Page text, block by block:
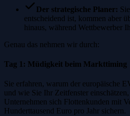
Der strategische Planer:
entscheidend ist, kommen aber
hinaus, während Wettbewerber
Genau das nehmen wir durch:
Tag 1: Müdigkeit beim Markttiming
Sie erfahren, warum der europäische
und wie Sie Ihr Zeitfenster
Unternehmen sich Flottenkunden mit
Hunderttausend Euro pro Jahr sichern.